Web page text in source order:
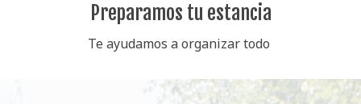
Preparamos tu estancia
Te ayudamos a organizar todo